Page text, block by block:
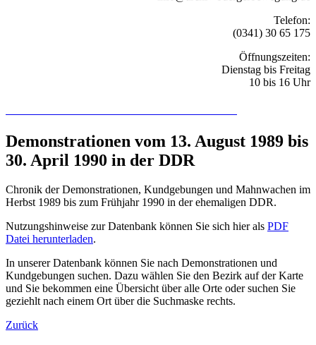
Telefon:
(0341) 30 65 175
Öffnungszeiten:
Dienstag bis Freitag
10 bis 16 Uhr
Demonstrationen vom 13. August 1989 bis
30. April 1990 in der DDR
Chronik der Demonstrationen, Kundgebungen und Mahnwachen im
Herbst 1989 bis zum Frühjahr 1990 in der ehemaligen DDR.
Nutzungshinweise zur Datenbank können Sie sich hier als PDF
Datei herunterladen.
In unserer Datenbank können Sie nach Demonstrationen und
Kundgebungen suchen. Dazu wählen Sie den Bezirk auf der Karte
und Sie bekommen eine Übersicht über alle Orte oder suchen Sie
geziehlt nach einem Ort über die Suchmaske rechts.
Zurück